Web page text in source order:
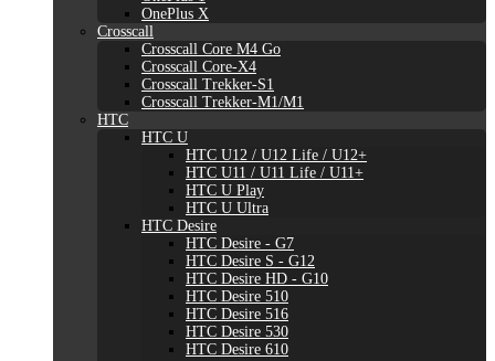
OnePlus X
Crosscall
Crosscall Core M4 Go
Crosscall Core-X4
Crosscall Trekker-S1
Crosscall Trekker-M1/M1
HTC
HTC U
HTC U12 / U12 Life / U12+
HTC U11 / U11 Life / U11+
HTC U Play
HTC U Ultra
HTC Desire
HTC Desire - G7
HTC Desire S - G12
HTC Desire HD - G10
HTC Desire 510
HTC Desire 516
HTC Desire 530
HTC Desire 610